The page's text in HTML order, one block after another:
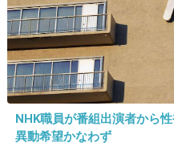
18. ミカ2013/07/02(火) 03:36:55
おっぱいが大きくなり
19. 匿名 2013/07/02(火) 03:37:32
NHK職員が番組出演者から
異動希望かなわず